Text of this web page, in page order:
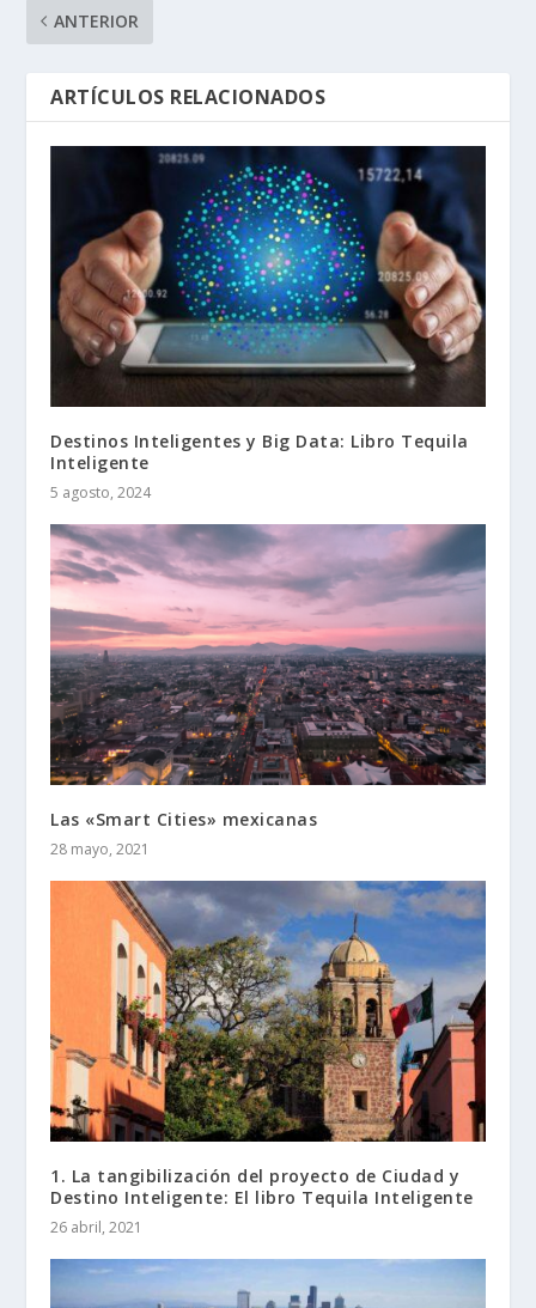
ANTERIOR
ARTÍCULOS RELACIONADOS
Destinos Inteligentes y Big Data: Libro Tequila
Inteligente
5 agosto, 2024
Las «Smart Cities» mexicanas
28 mayo, 2021
1. La tangibilización del proyecto de Ciudad y
Destino Inteligente: El libro Tequila Inteligente
26 abril, 2021